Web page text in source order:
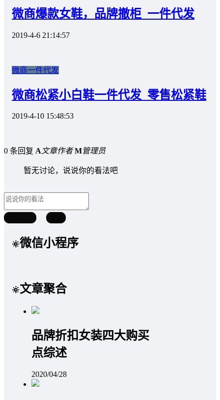
微商爆款女鞋，品牌撤柜_一件代发
2019-4-6 21:14:57
微商一件代发
微商松紧小白鞋一件代发_零售松紧鞋
2019-4-10 15:48:53
0 条回复 A文章作者 M管理员
暂无讨论，说说你的看法吧
微信小程序
文章聚合
品牌折扣女装四大购买
点综述
2020/04/28